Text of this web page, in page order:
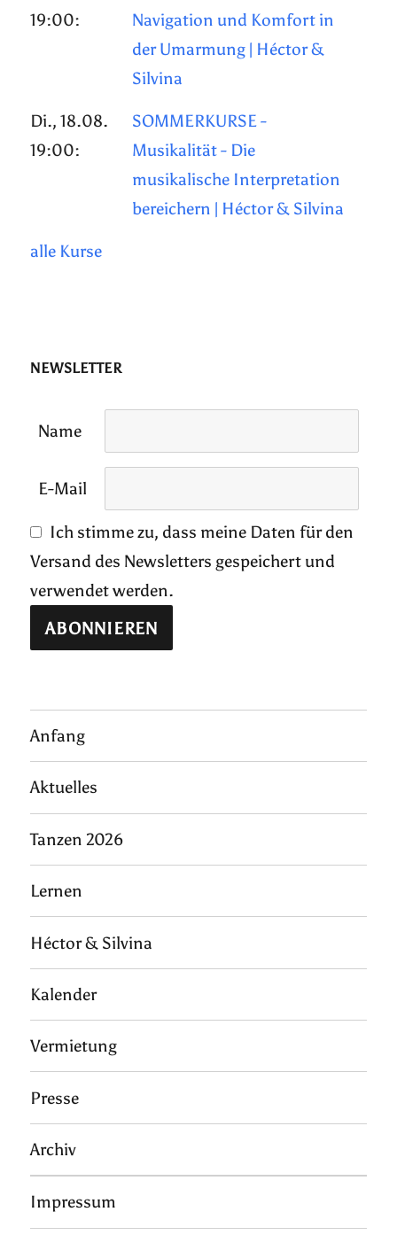
19:00:
Navigation und Komfort in
der Umarmung | Héctor &
Silvina
Di., 18.08.
19:00:
SOMMERKURSE -
Musikalität - Die
musikalische Interpretation
bereichern | Héctor & Silvina
alle Kurse
NEWSLETTER
Name
E-Mail
Ich stimme zu, dass meine Daten für den
Versand des Newsletters gespeichert und
verwendet werden.
Anfang
Aktuelles
Tanzen 2026
Lernen
Héctor & Silvina
Kalender
Vermietung
Presse
Archiv
Impressum